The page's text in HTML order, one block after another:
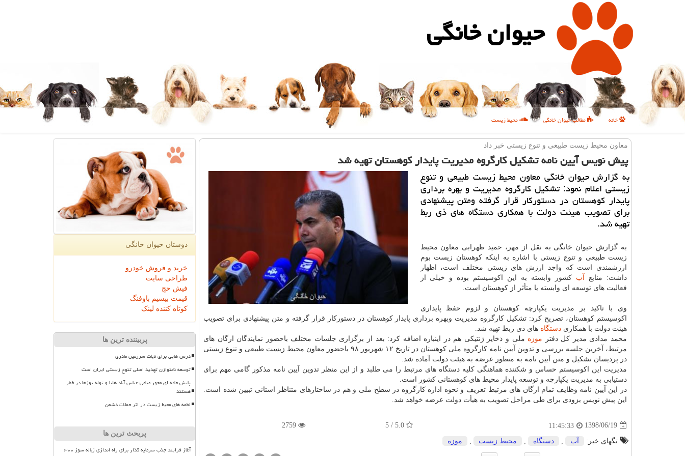
حیوان خانگی
خانه مطالب حیوان خانگی محیط زیست
معاون محیط زیست طبیعی و تنوع زیستی خبر داد
پیش نویس آیین نامه تشكیل كارگروه مدیریت پایدار كوهستان تهیه شد
به گزارش حیوان خانگی معاون محیط زیست طبیعی و تنوع
زیستی اعلام نمود: تشكیل كارگروه مدیریت و بهره برداری
پایدار كوهستان در دستوركار قرار گرفته ومتن پیشنهادی
برای تصویب هیئت دولت با همكاری دستگاه های ذی ربط
تهیه شد.
به گزارش حیوان خانگی به نقل از مهر، حمید ظهرابی معاون محیط
زیست طبیعی و تنوع زیستی با اشاره به اینكه كوهستان زیست بوم
ارزشمندی است كه واجد ارزش های زیستی مختلف است، اظهار
داشت: منابع
آب كشور وابسته به این اكوسیستم بوده و خیلی از
فعالیت های توسعه ای وابسته یا متأثر از كوهستان است.
وی با تاكید بر مدیریت یكپارچه كوهستان و لزوم حفظ پایداری
اكوسیستم كوهستان، تصریح كرد: تشكیل كارگروه مدیریت وبهره برداری پایدار كوهستان در دستوركار قرار گرفته و متن پیشنهادی برای تصویب
هیئت دولت با همكاری دستگاه های ذی ربط تهیه شد.
محمد مدادی مدیر كل دفتر موزه ملی و ذخایر ژنتیكی هم در اینباره اضافه كرد: بعد از برگزاری جلسات مختلف باحضور نمایندگان ارگان های
مرتبط، آخرین جلسه بررسی و تدوین آیین نامه كارگروه ملی كوهستان در تاریخ ۱۲ شهریور ۹۸ باحضور معاون محیط زیست طبیعی و تنوع زیستی
در پردیسان تشكیل و متن آیین نامه به منظور عرضه به هیئت دولت آماده شد.
مدیریت این اكوسیستم حساس و شكننده هماهنگی كلیه دستگاه های مرتبط را می طلبد و از این منظر تدوین آیین نامه مذكور گامی مهم برای
دستیابی به مدیریت یكپارچه و توسعه پایدار محیط های كوهستانی كشور است.
در این آیین نامه وظایف تمام ارگان های مرتبط تعریف و نحوه اداره كارگروه در سطح ملی و هم در ساختارهای متناظر استانی تبیین شده است.
این پیش نویس بزودی برای طی مراحل تصویب به هیأت دولت عرضه خواهد شد.
1398/06/19
11:45:33
5.0 / 5
2759
تگهای خبر: آب دستگاه محیط زیست موزه
دوستان حیوان خانگی
خرید و فروش خودرو
طراحی سایت
فیش حج
قیمت بیسیم باوفنگ
کوتاه کننده لینک
پربیننده ترین ها
درس هایی برای نجات سرزمین مادری
توسعه نامتوازن تهدید اصلی تنوع زیستی ایران است
پایش جاده ای محور میامی-عباس آباد هلیا و توله یوزها در خطر
هستند
لطمه های محیط زیست در اثر حملات دشمن
پربحث ترین ها
آغاز فرایند جذب سرمایه گذار برای راه اندازی زباله سوز ۳۰۰